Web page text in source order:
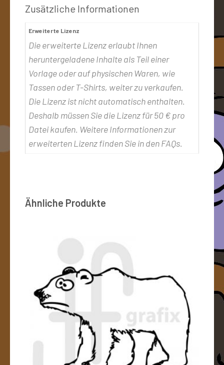
Zusätzliche Informationen
Erweiterte Lizenz
Die erweiterte Lizenz erlaubt Ihnen
heruntergeladene Inhalte als Teil einer
Vorlage oder auf physischen Waren, wie
Tassen oder T-Shirts, weiter zu verkaufen.
Die Lizenz ist nicht automatisch enthalten.
Deshalb müssen Sie die Lizenz für 50 € pro
Datei kaufen. Weitere Informationen zur
erweiterten Lizenz finden Sie in den FAQs.
Ähnliche Produkte